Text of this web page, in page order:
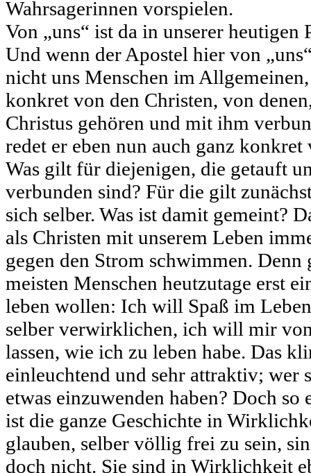
Wahrsagerinnen vorspielen.
Von „uns“ ist da in unserer heutigen
Und wenn der Apostel hier von
nicht uns Menschen im
konkret von den Christen, von
Christus gehören und mit ihm
redet er eben nun auch ganz
Was gilt für diejenigen, die getauft
verbunden sind? Für die gilt
sich selber. Was ist damit gemeint?
als Christen mit unserem Leben
gegen den Strom schwimmen. Denn
meisten Menschen heutzutage erst
leben wollen: Ich will Spaß im
selber verwirklichen, ich will mir
lassen, wie ich zu leben habe. Das
einleuchtend und sehr attraktiv; wer
etwas einzuwenden haben? Doch
ist die ganze Geschichte in
glauben, selber völlig frei zu sein,
doch nicht. Sie sind in Wirklichkeit